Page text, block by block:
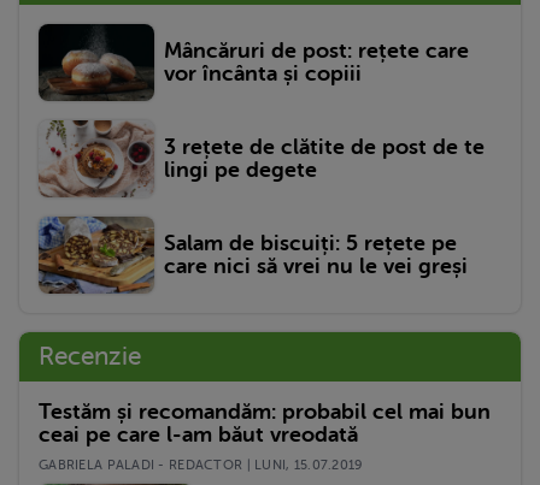
Mâncăruri de post: rețete care
vor încânta și copiii
3 rețete de clătite de post de te
lingi pe degete
Salam de biscuiți: 5 rețete pe
care nici să vrei nu le vei greși
Recenzie
Testăm și recomandăm: probabil cel mai bun
ceai pe care l-am băut vreodată
GABRIELA PALADI - REDACTOR | LUNI, 15.07.2019